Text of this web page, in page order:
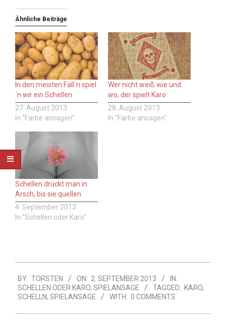
Ähnliche Beiträge
In den meisten Fäll´n spiel
´n wir ein Schellen
27. August 2013
In "Farbe ansagen"
Wer nicht weiß wie und
wo, der spielt Karo
28. August 2013
In "Farbe ansagen"
Schellen drückt man in
Arsch, bis sie quellen
4. September 2013
In "Schellen oder Karo"
09-
02
BY: TORSTEN ON: 2. SEPTEMBER 2013
IN:
SCHELLEN ODER KARO, SPIELANSAGE TAGGED: KARO,
SCHELLN, SPIELANSAGE WITH: 0 COMMENTS